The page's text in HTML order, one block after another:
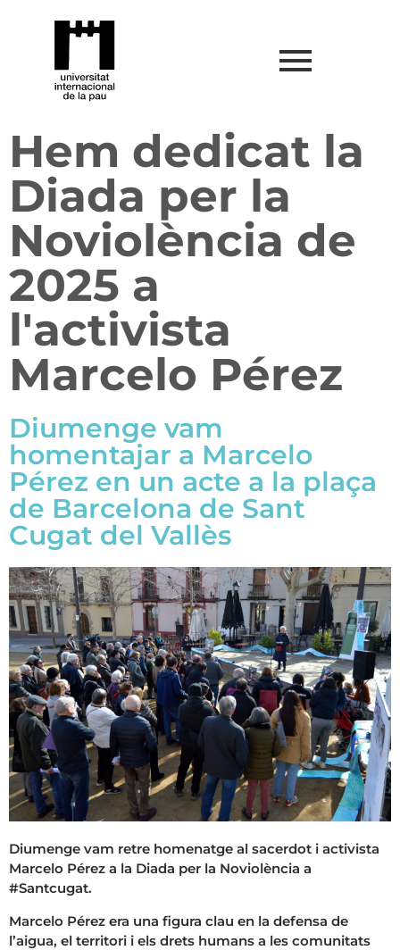
Hem dedicat la
Diada per la
Noviolència de
2025 a
l'activista
Marcelo Pérez
Diumenge vam
homentajar a Marcelo
Pérez en un acte a la plaça
de Barcelona de Sant
Cugat del Vallès
Diumenge vam retre homenatge al sacerdot i activista
Marcelo Pérez a la Diada per la Noviolència a
#Santcugat.
Marcelo Pérez era una figura clau en la defensa de
l’aigua, el territori i els drets humans a les comunitats